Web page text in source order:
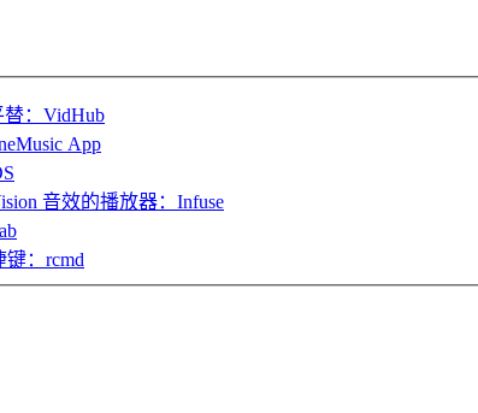
替：VidHub
App
音效的播放器：Infuse
：rcmd